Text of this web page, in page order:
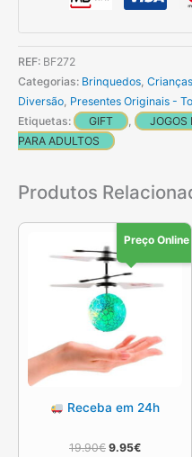
&
REF: BF272
Categorias: Brinquedos
Diversão Presentes Originais -
Etiquetas:
GIFT JOGOS
PARA ADULTOS
Produtos
Preço Online
Receba em 24h
19.90€ O
9.95€O